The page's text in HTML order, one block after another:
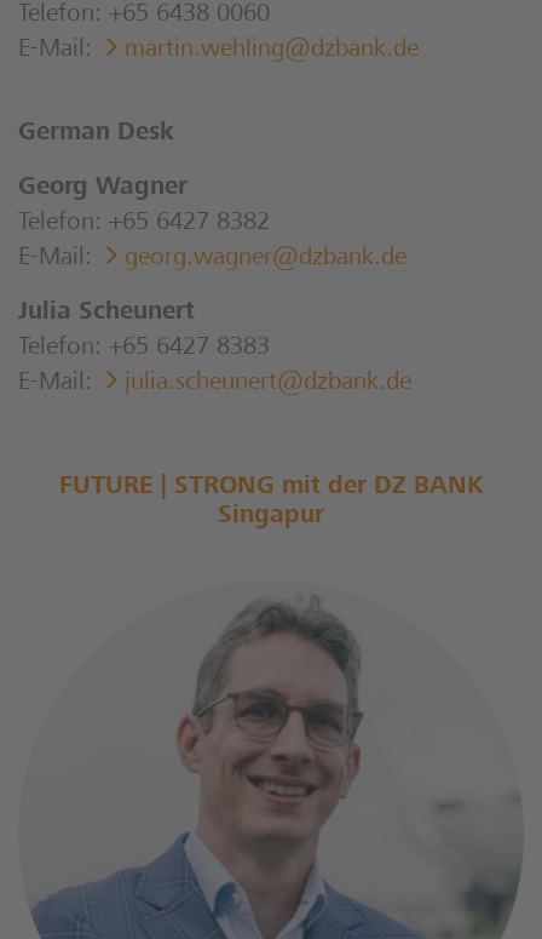
Telefon: +65 6438 0060
E-Mail:
martin.wehling@dzbank.de
German Desk
Georg Wagner
Telefon: +65 6427 8382
E-Mail:
georg.wagner@dzbank.de ​
Julia Scheunert
Telefon: +65 6427 8383
E-Mail:
julia.scheunert@dzbank.de​
FUTURE | STRONG mit der DZ BANK
Singapur